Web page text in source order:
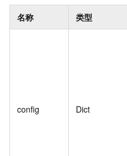
名称
类型
config Dict